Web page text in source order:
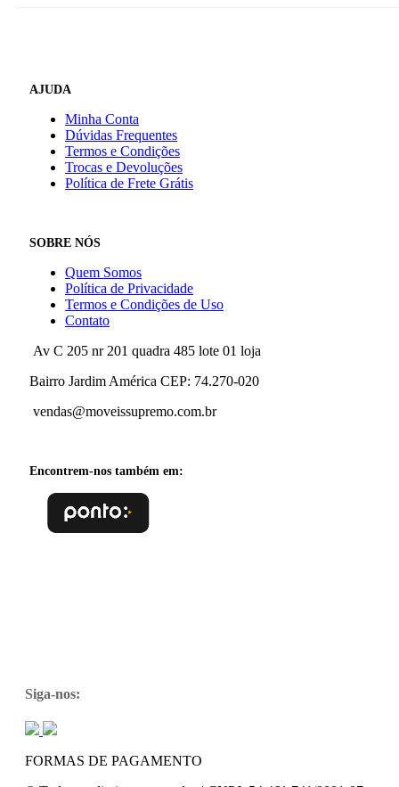
AJUDA
Minha Conta
Dúvidas Frequentes
Termos e Condições
Trocas e Devoluções
Política de Frete Grátis
SOBRE NÓS
Quem Somos
Política de Privacidade
Termos e Condições de Uso
Contato
Av C 205 nr 201 quadra 485 lote 01 loja
Bairro Jardim América CEP: 74.270-020
vendas@moveissupremo.com.br
Encontrem-nos também em:
Siga-nos:
FORMAS DE PAGAMENTO